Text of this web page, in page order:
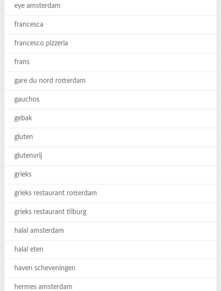
eye amsterdam
francesca
francesco pizzeria
frans
gare du nord rotterdam
gauchos
gebak
gluten
glutenvrij
grieks
grieks restaurant rotterdam
grieks restaurant tilburg
halal amsterdam
halal eten
haven scheveningen
hermes amsterdam